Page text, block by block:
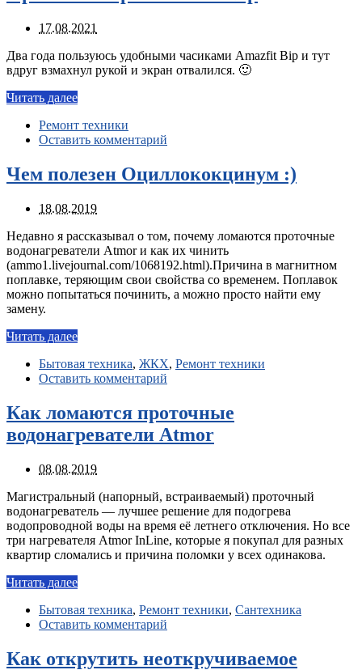
17.08.2021
Два года пользуюсь удобными часиками Amazfit Bip и тут
вдруг взмахнул рукой и экран отвалился. 🙂
Читать далее
Ремонт техники
Оставить комментарий
Чем полезен Оциллококцинум :)
18.08.2019
Недавно я рассказывал о том, почему ломаются проточные
водонагреватели Atmor и как их чинить
(ammo1.livejournal.com/1068192.html).Причина в магнитном
поплавке, теряющим свои свойства со временем. Поплавок
можно попытаться починить, а можно просто найти ему
замену.
Читать далее
Бытовая техника, ЖКХ, Ремонт техники
Оставить комментарий
Как ломаются проточные
водонагреватели Atmor
08.08.2019
Магистральный (напорный, встраиваемый) проточный
водонагреватель — лучшее решение для подогрева
водопроводной воды на время её летнего отключения. Но все
три нагревателя Atmor InLine, которые я покупал для разных
квартир сломались и причина поломки у всех одинакова.
Читать далее
Бытовая техника, Ремонт техники, Сантехника
Оставить комментарий
Как открутить неоткручиваемое